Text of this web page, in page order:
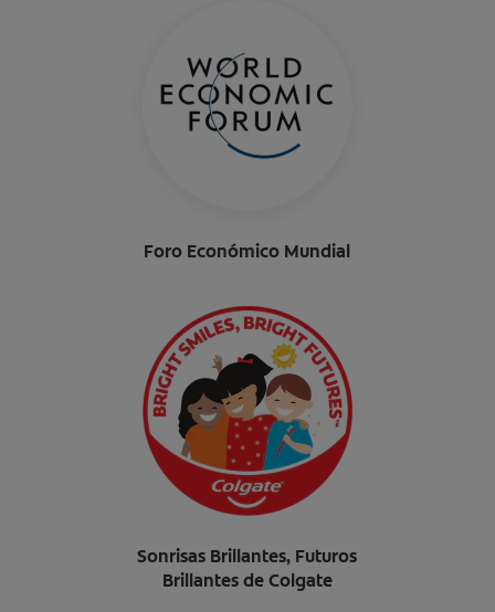
Foro Económico Mundial
Sonrisas Brillantes, Futuros
Brillantes de Colgate